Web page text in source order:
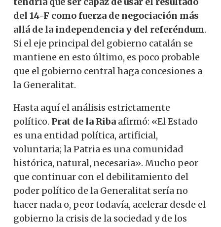
del 14-F como fuerza de negociación más
allá de la independencia y del referéndum.
Si el eje principal del gobierno catalán se
mantiene en esto último, es poco probable
que el gobierno central haga concesiones a
la Generalitat.
Hasta aquí el análisis estrictamente
político. Prat de la Riba afirmó: «El Estado
es una entidad política, artificial,
voluntaria; la Patria es una comunidad
histórica, natural, necesaria». Mucho peor
que continuar con el debilitamiento del
poder político de la Generalitat sería no
hacer nada o, peor todavía, acelerar desde el
gobierno la crisis de la sociedad y de los